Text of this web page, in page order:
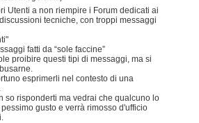
Utenti a non riempire i Forum dedicati ai
tecniche, con troppi messaggi
fatti da “sole faccine”
proibire questi tipi di messaggi, ma si
esprimerli nel contesto di una
so risponderti ma vedrai che qualcuno lo
gusto e verrà rimosso d'ufficio